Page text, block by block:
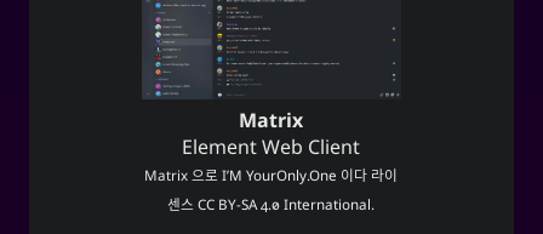
Matrix
Element Web Client
Matrix 으로I’M YourOnly.One 이다 라이
센스CC BY-SA 4.0 International.